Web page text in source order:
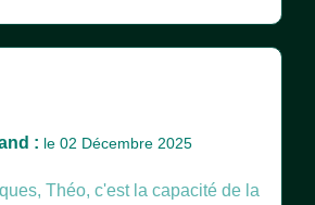
: le 02 Décembre 2025
Théo, c'est la capacité de la